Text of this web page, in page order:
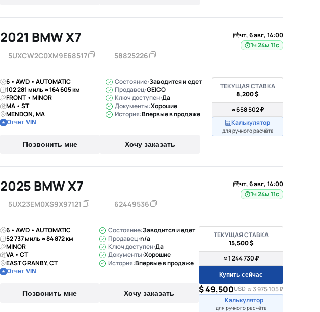
2021 BMW X7
5UXCW2C0XM9E68517 58825226
чт, 6 авг, 14:00
1ч 24м 10с
6 • AWD • AUTOMATIC
102 281 миль ≈ 164 605 км
FRONT • MINOR
MA • ST
MENDON, MA
Отчет VIN
Состояние:Заводится и едет
Продавец:GEICO
Ключ доступен:Да
Документы:Хорошие
История:Впервые в продаже
Позвонить мне Хочу заказать
ТЕКУЩАЯ СТАВКА
8,200 $
≈ 658 502 ₽
Калькулятор
для ручного расчёта
2025 BMW X7
5UX23EM0XS9X97121 62449536
чт, 6 авг, 14:00
1ч 24м 10с
6 • AWD • AUTOMATIC
52 737 миль ≈ 84 872 км
MINOR
VA • CT
EAST GRANBY, CT
Отчет VIN
Состояние:Заводится и едет
Продавец:n/a
Ключ доступен:Да
Документы:Хорошие
История:Впервые в продаже
Позвонить мне Хочу заказать
ТЕКУЩАЯ СТАВКА
15,500 $
≈ 1 244 730 ₽
Купить сейчас
$ 49,500USD ≈ 3 975 105 ₽
Калькулятор
для ручного расчёта